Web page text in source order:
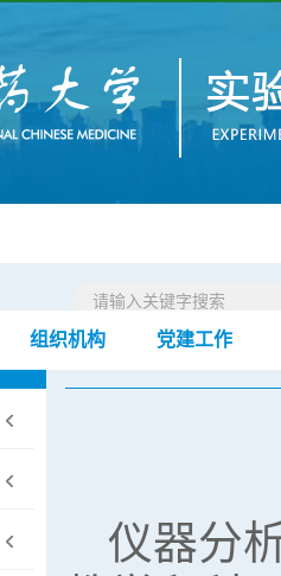
组织机构 党建工作
仪器分